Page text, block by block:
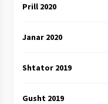
Prill 2020
Janar 2020
Shtator 2019
Gusht 2019